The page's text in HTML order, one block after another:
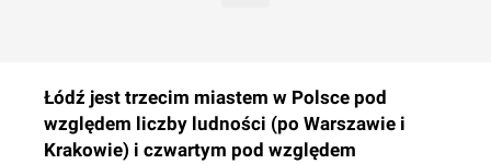
Łódź jest trzecim miastem w Polsce pod
względem liczby ludności (po Warszawie i
Krakowie) i czwartym pod względem